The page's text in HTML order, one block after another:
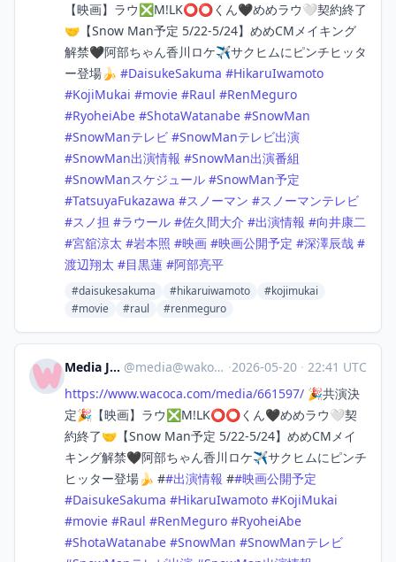
【映画】ラウ❎M!LK⭕️⭕️くん🖤めめラウ🤍契約終了
🤝【Snow Man予定 5/22-5/24】めめCMメイキング
解禁🖤阿部ちゃん香川ロケ✈️サクヒムにピンチヒッタ
ー登場🍌 #DaisukeSakuma #HikaruIwamoto
#KojiMukai #movie #Raul #RenMeguro
#RyoheiAbe #ShotaWatanabe #SnowMan
#SnowManテレビ #SnowManテレビ出演
#SnowMan出演情報 #SnowMan出演番組
#SnowManスケジュール #SnowMan予定
#TatsuyaFukazawa #スノーマン #スノーマンテレビ
#スノ担 #ラウール #佐久間大介 #出演情報 #向井康二
#宮舘涼太 #岩本照 #映画 #映画公開予定 #深澤辰哉 #
渡辺翔太 #目黒蓮 #阿部亮平
#daisukesakuma #hikaruiwamoto
#kojimukai
#movie
#raul #renmeguro
Media Japan @media@wakoka.com ·2026-05-20 · 22:41 UTC
https://www.wacoca.com/media/661597/ 🎉共演決
定🎉【映画】ラウ❎M!LK⭕️⭕️くん🖤めめラウ🤍契
約終了🤝【Snow Man予定 5/22-5/24】めめCMメイ
キング解禁🖤阿部ちゃん香川ロケ✈️サクヒムにピンチ
ヒッター登場🍌 ##出演情報 ##映画公開予定
#DaisukeSakuma #HikaruIwamoto #KojiMukai
#movie #Raul #RenMeguro #RyoheiAbe
#ShotaWatanabe #SnowMan #SnowManテレビ